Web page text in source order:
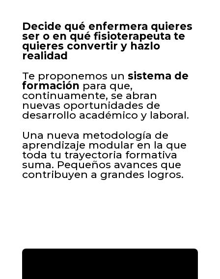
Decide qué enfermera quieres
ser o en qué fisioterapeuta te
quieres convertir y hazlo
realidad
Te proponemos un sistema de
formación para que,
continuamente, se abran
nuevas oportunidades de
desarrollo académico y laboral.
Una nueva metodología de
aprendizaje modular en la que
toda tu trayectoria formativa
suma. Pequeños avances que
contribuyen a grandes logros.